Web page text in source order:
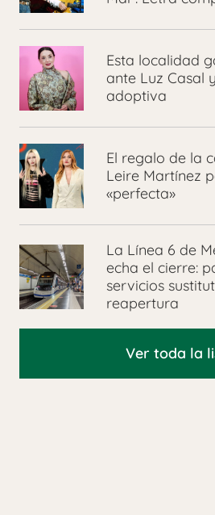
Esta localidad
ante Luz Casal
adoptiva
El regalo de la
Leire Martínez
«perfecta»
La Línea 6 de
echa el cierre:
servicios
reapertura
Ver toda la